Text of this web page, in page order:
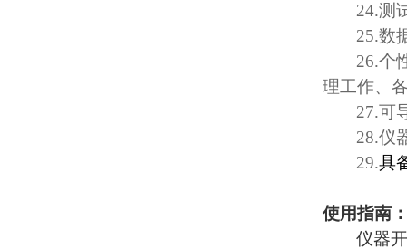
24.测
25.数
26.个
理工作、
27.可
28.仪
29.具
使用指南
仪器